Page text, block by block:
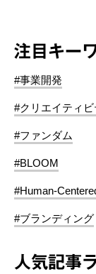
注目キー
#事業開発
#クリエイティビ
#ファンダム
#BLOOM
#Human-
#ブランディング
人気記事